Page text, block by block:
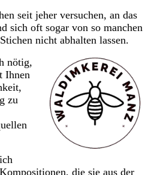
seit jeher versuchen, an das
sich oft sogar von so manchen
nicht abhalten lassen.
nötig,
Ihnen
zu
die sie aus der